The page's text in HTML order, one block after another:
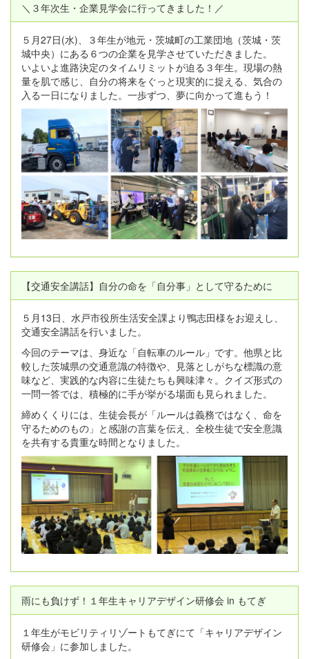
＼３年次生・企業見学会に行ってきました！／
５月27日(水)、３年生が地元・茨城町の工業団地（茨城・茨
城中央）にある６つの企業を見学させていただきました。
いよいよ進路決定のタイムリミットが迫る３年生。現場の熱
量を肌で感じ、自分の将来をぐっと現実的に捉える、気合の
入る一日になりました。一歩ずつ、夢に向かって進もう！
【交通安全講話】自分の命を「自分事」として守るために
５月13日、水戸市役所生活安全課より鴨志田様をお迎えし、
交通安全講話を行いました。
今回のテーマは、身近な「自転車のルール」です。他県と比
較した茨城県の交通意識の特徴や、見落としがちな標識の意
味など、実践的な内容に生徒たちも興味津々。クイズ形式の
一問一答では、積極的に手が挙がる場面も見られました。
締めくくりには、生徒会長が「ルールは義務ではなく、命を
守るためのもの」と感謝の言葉を伝え、全校生徒で安全意識
を共有する貴重な時間となりました。
雨にも負けず！１年生キャリアデザイン研修会 in もてぎ
１年生がモビリティリゾートもてぎにて「キャリアデザイン
研修会」に参加しました。